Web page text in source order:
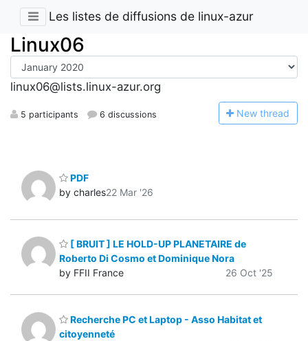
Les listes de diffusions de linux-azur
Linux06
linux06@lists.linux-azur.org
5 participants 6 discussions New thread
PDF
by charles22 Mar '26
[ BRUIT ] LE HOLD-UP PLANETAIRE de
Roberto Di Cosmo et Dominique Nora
by FFII France
26 Oct '25
Recherche PC et Laptop - Asso Habitat et
citoyenneté